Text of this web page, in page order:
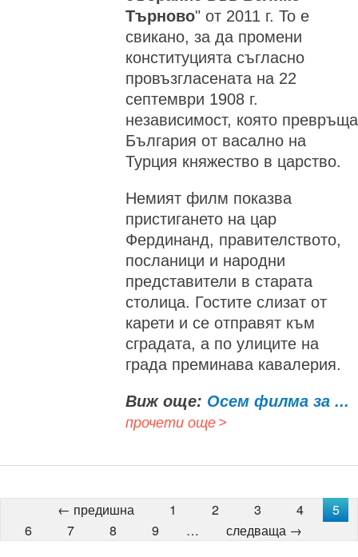
Търново" от 2011 г. То е
свикано, за да промени
конституцията съгласно
провъзгласената на 22
септември 1908 г.
независимост, която превръща
България от васално на
Турция княжество в царство.
Немият филм показва
пристигането на цар
Фердинанд, правителството,
посланици и народни
представители в старата
столица. Гостите слизат от
карети и се отправят към
сградата, а по улиците на
града преминава кавалерия.
Виж още: Осем филма за ...
прочети още
← предишна 1 2 3 4
5
6
7 8 9 … следваща →